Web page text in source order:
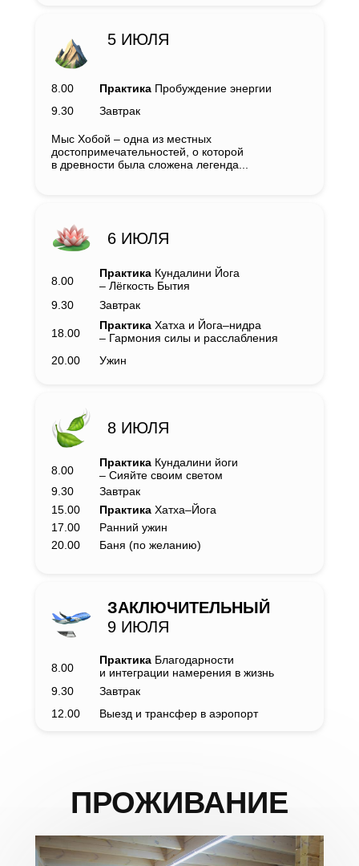
ЗАКЛЮЧИТЕЛЬНЫЙ
9 ИЮЛЯ
8.00
Практика Благодарности
и интеграции намерения в жизнь
9.30
12.00
Завтрак
Выезд и трансфер в аэропорт
8 ИЮЛЯ
8.00
Практика Кундалини йоги
– Сияйте своим светом
9.30
Завтрак
15.00
17.00
20.00
Практика Хатха–Йога
Ранний ужин
Баня (по желанию)
8.00
Практика Кундалини Йога
– Лёгкость Бытия
6 ИЮЛЯ
9.30 Завтрак
18.00
Практика Хатха и Йога–нидра
– Гармония силы и расслабления
20.00
Ужин
8.00
9.30
Практика Пробуждение энергии
Завтрак
5 ИЮЛЯ
Мыс Хобой – одна из местных
достопримечательностей, о которой
в древности была сложена легенда...
ПРОЖИВАНИЕ